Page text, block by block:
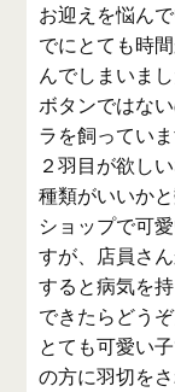
お迎えを悩ん
でにとても時
んでしまいまし
ボタンではな
ラを飼っていま
２羽目が欲し
種類がいいか
ショップで可
すが、店員さ
すると病気を
できたらどう
とても可愛い
の方に羽切を